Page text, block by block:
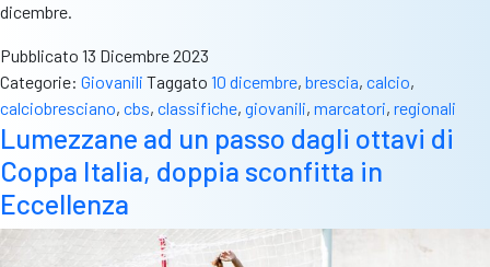
dicembre.
Pubblicato 13 Dicembre 2023
Categorie: Giovanili Taggato 10 dicembre, brescia, calcio,
calciobresciano, cbs, classifiche, giovanili, marcatori, regionali
Lumezzane ad un passo dagli ottavi di
Coppa Italia, doppia sconfitta in
Eccellenza